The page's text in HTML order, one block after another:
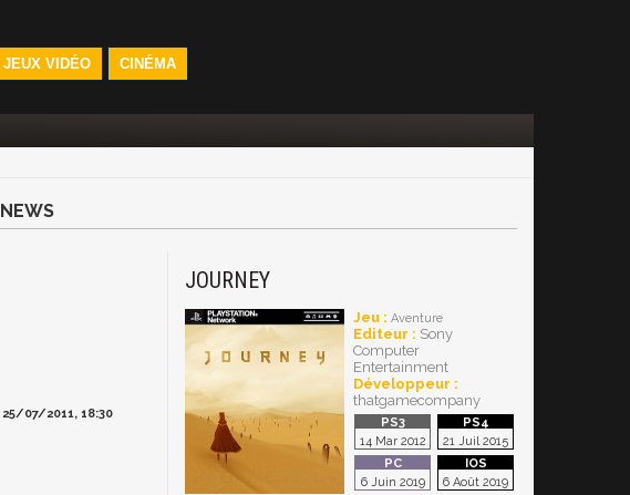
JEUX VIDÉO CINÉMA
NEWS
25/07/2011, 18:30
JOURNEY
Jeu : Aventure
Editeur : Sony
Computer
Entertainment
Développeur :
thatgamecompany
14 Mar 2012 21 Juil 2015
6 Juin 2019 6 Août 2019